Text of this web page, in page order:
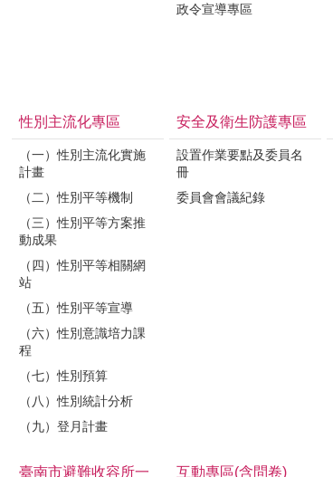
政令宣導專區
性別主流化專區
（一）性別主流化實施
計畫
（二）性別平等機制
（三）性別平等方案推
動成果
（四）性別平等相關網
站
（五）性別平等宣導
（六）性別意識培力課
程
（七）性別預算
（八）性別統計分析
（九）登月計畫
安全及衛生防護專區
設置作業要點及委員名
冊
委員會會議紀錄
臺南市避難收容所一 互動專區(含問卷)